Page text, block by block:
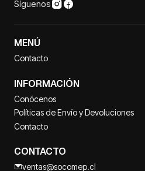
Síguenos
MENÚ
Contacto
INFORMACIÓN
Conócenos
Políticas de Envío y Devoluciones
Contacto
CONTACTO
ventas@socomep.cl